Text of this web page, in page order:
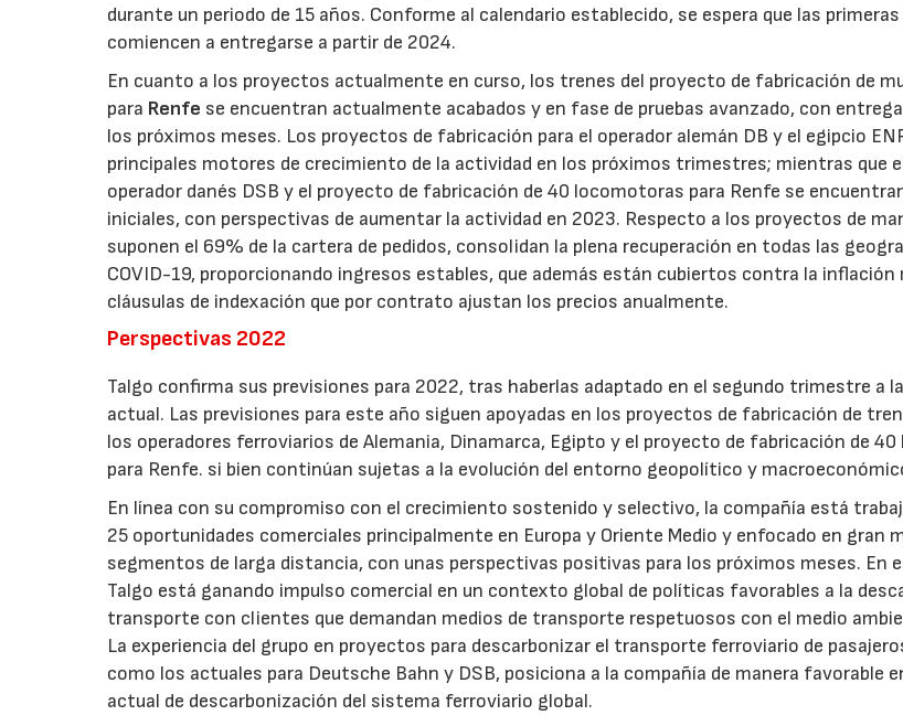
durante un periodo de 15 años. Conforme al calendario establecido, se espera que las
comiencen a entregarse a partir de 2024.
En cuanto a los proyectos actualmente en curso, los trenes del proyecto de fabricación de
para Renfe se encuentran actualmente acabados y en fase de pruebas avanzado, con
los próximos meses. Los proyectos de fabricación para el operador alemán DB y el egipcio
principales motores de crecimiento de la actividad en los próximos trimestres; mientras que
operador danés DSB y el proyecto de fabricación de 40 locomotoras para Renfe se
iniciales, con perspectivas de aumentar la actividad en 2023. Respecto a los proyectos de
suponen el 69% de la cartera de pedidos, consolidan la plena recuperación en todas las
COVID-19, proporcionando ingresos estables, que además están cubiertos contra la inflación
cláusulas de indexación que por contrato ajustan los precios anualmente.
Perspectivas 2022
Talgo confirma sus previsiones para 2022, tras haberlas adaptado en el segundo trimestre a
actual. Las previsiones para este año siguen apoyadas en los proyectos de fabricación de
los operadores ferroviarios de Alemania, Dinamarca, Egipto y el proyecto de fabricación de
para Renfe. si bien continúan sujetas a la evolución del entorno geopolítico y
En línea con su compromiso con el crecimiento sostenido y selectivo, la compañía está
25 oportunidades comerciales principalmente en Europa y Oriente Medio y enfocado en gran
segmentos de larga distancia, con unas perspectivas positivas para los próximos meses. En
Talgo está ganando impulso comercial en un contexto global de políticas favorables a la
transporte con clientes que demandan medios de transporte respetuosos con el medio
La experiencia del grupo en proyectos para descarbonizar el transporte ferroviario de
como los actuales para Deutsche Bahn y DSB, posiciona a la compañía de manera favorable
actual de descarbonización del sistema ferroviario global.